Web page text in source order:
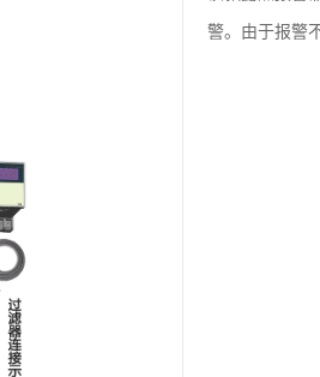
警。由于报警